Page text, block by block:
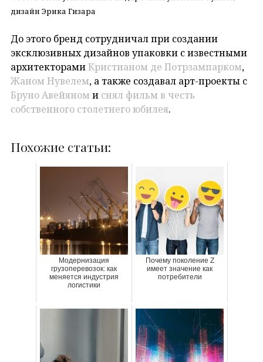
дизайн Эрика Гизара
До этого бренд сотрудничал при создании
эксклюзивных дизайнов упаковки с известными
архитекторамиКристианом де Потрзампарком,
Жаном Нувелем, а также создавал арт-проекты c
Бруно Авейяном и снял фильм в честь
собственного столетнего юбилея.
Похожие статьи:
Модернизация
грузоперевозок: как
меняется индустрия
логистики
Почему поколение Z
имеет значение как
потребители